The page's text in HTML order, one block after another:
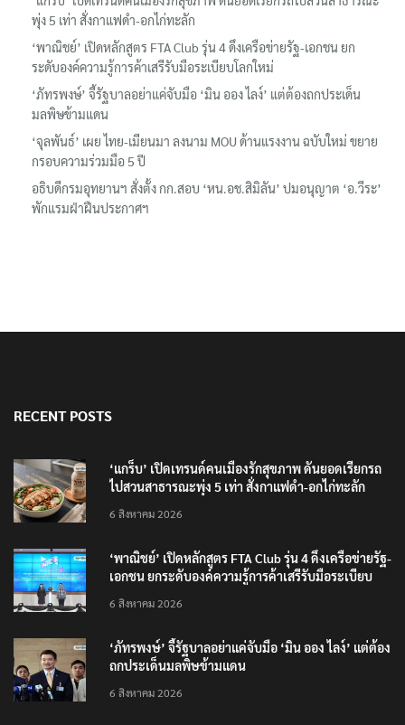
พุ่ง 5 เท่า สั่งกาแฟดำ-อกไก่ทะลัก
‘พาณิชย์’ เปิดหลักสูตร FTA Club รุ่น 4 ดึงเครือข่ายรัฐ-เอกชน ยก
ระดับองค์ความรู้การค้าเสรีรับมือระเบียบโลกใหม่
‘ภัทรพงษ์’ จี้รัฐบาลอย่าแค่จับมือ ‘มิน ออง ไลง์’ แต่ต้องถกประเด็น
มลพิษข้ามแดน
‘จุลพันธ์’ เผย ไทย-เมียนมา ลงนาม MOU ด้านแรงงาน ฉบับใหม่ ขยาย
กรอบความร่วมมือ 5 ปี
อธิบดีกรมอุทยานฯ​ สั่งตั้ง กก.สอบ ‘หน.อช.สิมิลัน’ ปมอนุญาต ‘อ.วีระ’
พักแรมฝ่าฝืนประกาศฯ
RECENT POSTS
‘แกร็บ’ เปิดเทรนด์คนเมืองรักสุขภาพ ดันยอดเรียกรถ
ไปสวนสาธารณะพุ่ง 5 เท่า สั่งกาแฟดำ-อกไก่ทะลัก
6 สิงหาคม 2026
‘พาณิชย์’ เปิดหลักสูตร FTA Club รุ่น 4 ดึงเครือข่ายรัฐ-
เอกชน ยกระดับองค์ความรู้การค้าเสรีรับมือระเบียบ
6 สิงหาคม 2026
‘ภัทรพงษ์’ จี้รัฐบาลอย่าแค่จับมือ ‘มิน ออง ไลง์’ แต่ต้อง
ถกประเด็นมลพิษข้ามแดน
6 สิงหาคม 2026